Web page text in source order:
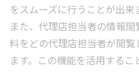
をスムーズに行うことが出来
また、代理店担当者の情報
料をどの代理店担当者が閲
ます。この機能を活用する